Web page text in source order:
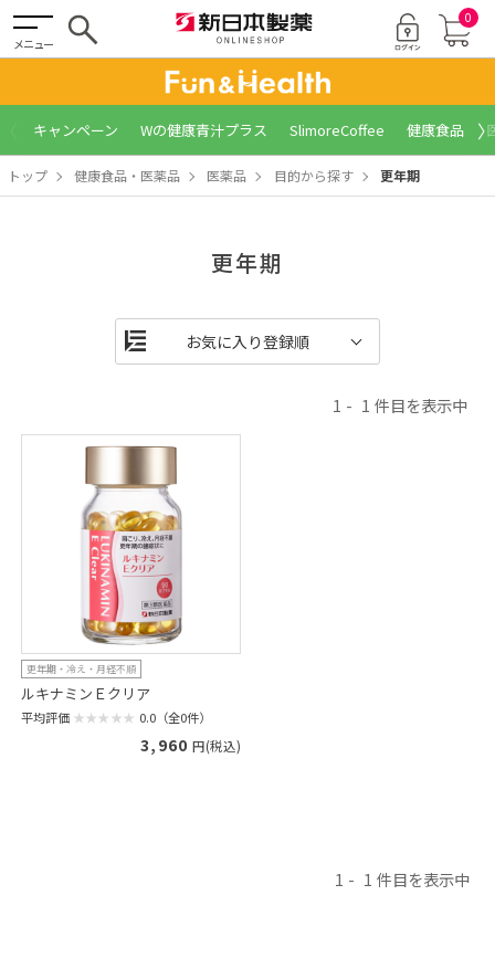
メニュー
0
キャンペーン Wの健康青汁プラス SlimoreCoffee 健康食品 〉
トップ 健康食品・医薬品 医薬品 目的から探す 更年期
更年期
1 1
更年期・冷え・月経不順
ルキナミンＥクリア
平均評価 0.0（全0件）
3,960 円(税込)
1 1